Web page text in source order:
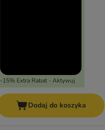
-15% Extra Rabat - Aktywuj
Dodaj do koszyka